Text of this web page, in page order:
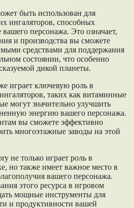
быть использован для
ингаляторов, способных
вашего персонажа. Это означает,
и производства вы сможете
средствами для поддержания
состоянии, что особенно
дикой планеты.
играет ключевую роль в
таких как витаминные
могут значительно улучшить
энергию вашего персонажа.
вы сможете эффективно
многоэтажные заводы на этой
не только играет роль в
но также имеет важное место в
вашего персонажа.
этого ресурса в игровом
мощные инструменты для
и продуктивности вашей